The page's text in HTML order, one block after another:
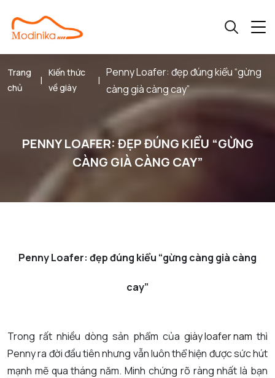
Trang
chủ
|
Kiến thức
về giày
|
Penny Loafer: đẹp đúng kiểu “gừng
càng già càng cay”
PENNY LOAFER: ĐẸP ĐÚNG KIỂU “GỪNG
CÀNG GIÀ CÀNG CAY”
Penny Loafer: đẹp đúng kiểu “gừng càng già càng
cay”
Trong rất nhiều dòng sản phẩm của giày loafer nam thì
Penny ra đời đầu tiên nhưng vẫn luôn thể hiện được sức hút
mạnh mẽ qua tháng năm. Minh chứng rõ ràng nhất là bạn